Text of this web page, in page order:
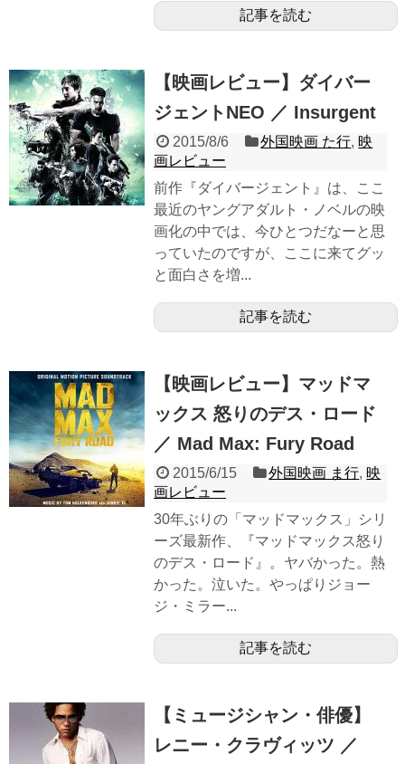
記事を読む
【映画レビュー】ダイバー
ジェントNEO ／ Insurgent
2015/8/6 外国映画 た行, 映
画レビュー
前作『ダイバージェント』は、ここ
最近のヤングアダルト・ノベルの映
画化の中では、今ひとつだなーと思
っていたのですが、ここに来てグッ
と面白さを増...
記事を読む
【映画レビュー】マッドマ
ックス 怒りのデス・ロード
／ Mad Max: Fury Road
2015/6/15 外国映画 ま行, 映
画レビュー
30︎年ぶりの「マッドマックス」シリ
ーズ最新作、『マッドマックス怒り
のデス・ロード』。ヤバかった。熱
かった。泣いた。やっぱりジョー
ジ・ミラー...
記事を読む
【ミュージシャン・俳優】
レニー・クラヴィッツ ／